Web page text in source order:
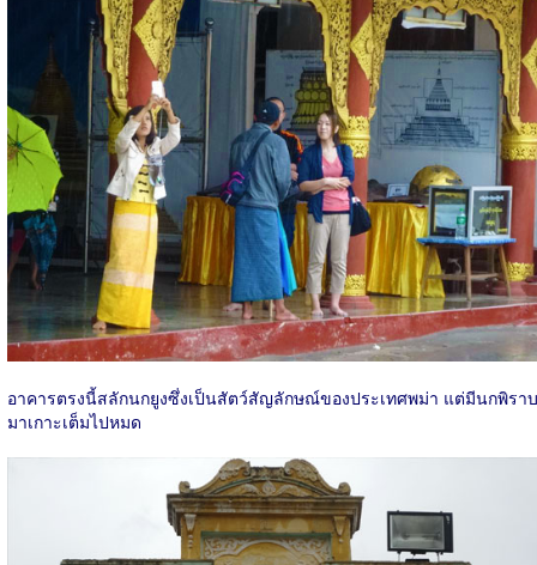
อาคารตรงนี้สลักนกยูงซึ่งเป็นสัตว์สัญลักษณ์ของประเทศพม่า แต่มีนกพิราบ
มาเกาะเต็มไปหมด